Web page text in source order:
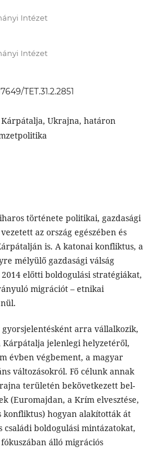
Intézet
Intézet
TET.31.2.2851
Ukrajna, határon
története politikai, gazdasági
az ország egészében és
is. A katonai konfliktus, a
mélyülő gazdasági válság
előtti boldogulási stratégiákat,
migrációt – etnikai
arra vállalkozik,
jelenlegi helyzetéről,
évben végbement, a magyar
változásokról. Fő célunk annak
területén bekövetkezett bel-
(Euromajdan, a Krím elvesztése,
hogyan alakították át
családi boldogulási mintázatokat,
álló migrációs